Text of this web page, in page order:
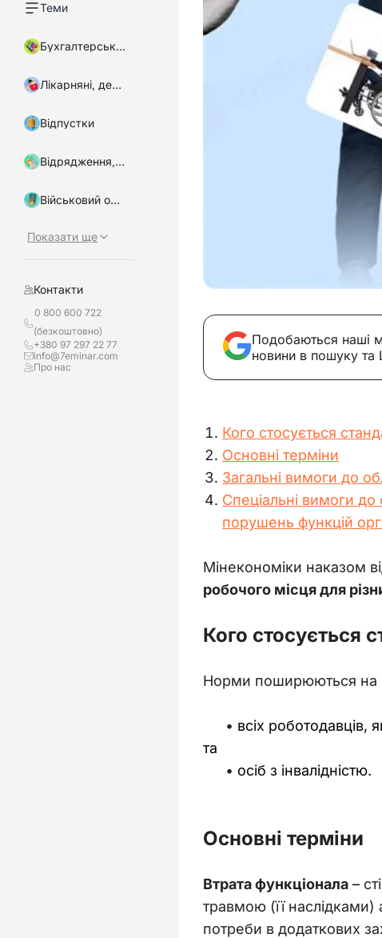
Теми
Бухгалтерський облік
Лікарняні, декретні
Відпустки
Відрядження, підзвітні кошти
Військовий облік, бронювання
Показати ще
Контакти
0 800 600 722
(безкоштовно)
+380 97 297 22 77
info@7eminar.com
Про нас
Подобаються наші
новини в пошуку та
Кого стосується
Основні терміни
Загальні вимоги до
Спеціальні вимоги до
порушень функцій
Мінекономіки наказом
робочого місця для
Кого стосується
Норми поширюються на
всіх роботодавців,
та
осіб з інвалідністю.
Основні терміни
Втрата функціонала –
травмою (її
потреби в додаткових